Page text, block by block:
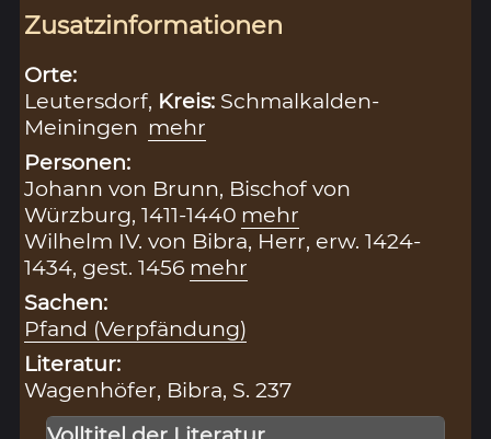
Zusatzinformationen
Orte:
Leutersdorf, Kreis: Schmalkalden-
Meiningen mehr
Personen:
Johann von Brunn, Bischof von
Würzburg, 1411-1440 mehr
Wilhelm IV. von Bibra, Herr, erw. 1424-
1434, gest. 1456 mehr
Sachen:
Pfand (Verpfändung)
Literatur:
Wagenhöfer, Bibra, S. 237